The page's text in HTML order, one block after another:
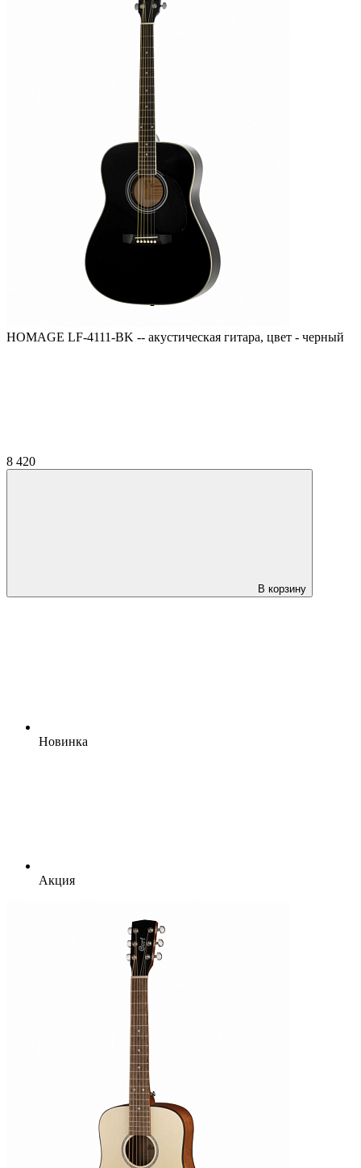
HOMAGE LF-4111-BK -- акустическая гитара, цвет - черный
8 420
В корзину
Новинка
Акция